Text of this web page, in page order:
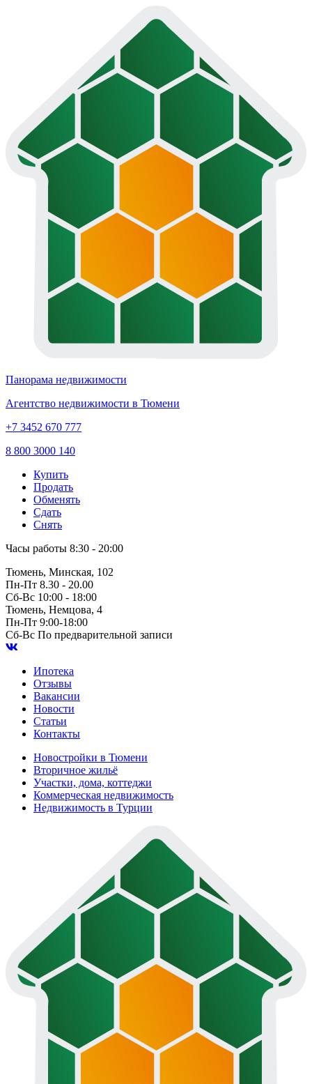
Панорама недвижимости
Агентство недвижимости в Тюмени
+7 3452 670 777
8 800 3000 140
Купить
Продать
Обменять
Сдать
Снять
Часы работы 8:30 - 20:00
Тюмень, Минская, 102
Пн-Пт 8.30 - 20.00
Сб-Вс 10:00 - 18:00
Тюмень, Немцова, 4
Пн-Пт 9:00-18:00
Сб-Вс По предварительной записи
Ипотека
Отзывы
Вакансии
Новости
Статьи
Контакты
Новостройки в Тюмени
Вторичное жильё
Участки, дома, коттеджи
Коммерческая недвижимость
Недвижимость в Турции